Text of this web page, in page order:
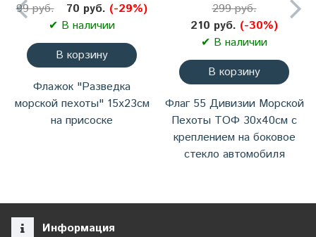
99 руб. 70 руб. (-29%)
✔ В наличии
В корзину
Флажок "Разведка
морской пехоты" 15х23см
на присоске
299 руб.
210 руб. (-30%)
✔ В наличии
В корзину
Флаг 55 Дивизии Морской
Пехоты ТОФ 30х40см с
креплением на боковое
стекло автомобиля
Информация